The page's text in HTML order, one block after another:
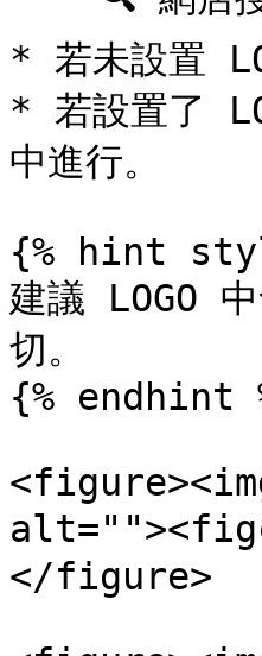
* 若未設置
* 若設置了
中進行。
{% hint
建議 LOGO
切。
{% endhint
</figure>